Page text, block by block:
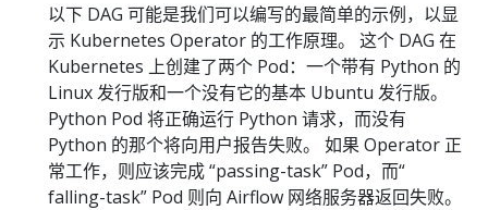
以下 DAG 可能是我们可以编写的最简单的示例，以显
示 Kubernetes Operator 的工作原理。 这个 DAG 在
Kubernetes 上创建了两个 Pod：一个带有 Python 的
Linux 发行版和一个没有它的基本 Ubuntu 发行版。
Python Pod 将正确运行 Python 请求，而没有
Python 的那个将向用户报告失败。 如果 Operator 正
常工作，则应该完成 “passing-task” Pod，而“
falling-task” Pod 则向 Airflow 网络服务器返回失败。